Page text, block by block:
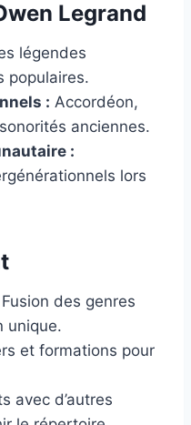
Legrand
légendes
populaires.
: Accordéon,
anciennes.
:
lors
Fusion des genres
unique.
et formations pour
avec d’autres